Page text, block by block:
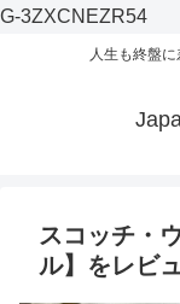
G-3ZXCNEZR54
人生も終盤
スコッチ・
ル】をレビュ